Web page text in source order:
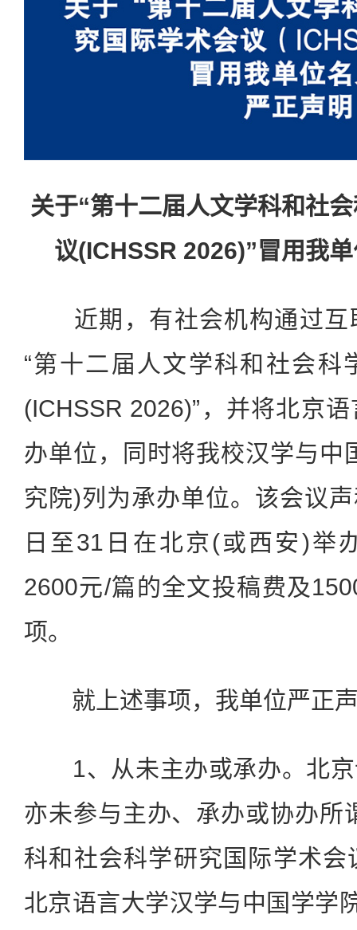
关于“第十二届人文学科和社
议(ICHSSR 2026)”冒用我
近期，有社会机构通过互
“第十二届人文学科和社会科
(ICHSSR 2026)”，并将北京
办单位，同时将我校汉学与中
究院)列为承办单位。该会议
日至31日在北京(或西安)举
2600元/篇的全文投稿费及
项。
就上述事项，我单位严正声
1、从未主办或承办。北京
亦未参与主办、承办或协办所
科和社会科学研究国际学术会
北京语言大学汉学与中国学学